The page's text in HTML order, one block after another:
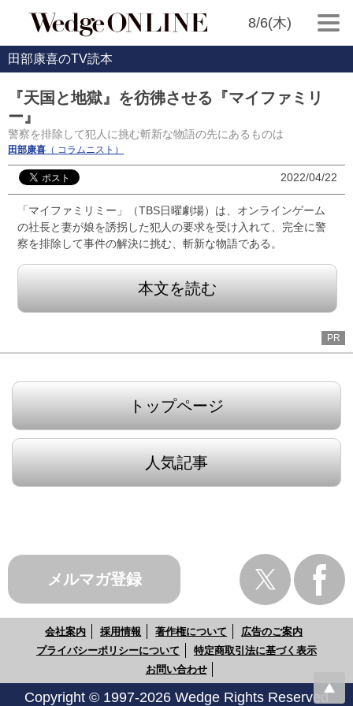
8/6(木)
田部康喜のTV読本
『天国と地獄』を彷彿させる『マイファミリ
ー』
警察を排除して犯人に挑む斬新な物語の先にあるものは
田部康喜 （ コラムニスト）
2022/04/22
「マイファミリミー」（TBS日曜劇場）は、オンラインゲーム
の社長と妻が娘を誘拐した犯人の要求を受け入れて、完全に警
察を排除して事件の解決に挑む、斬新な物語である。
本文を読む
PR
トップページ
人気記事
メルマガ登録
会社案内 採用情報 著作権について
広告のご案内
プライバシーポリシーについて
特定商取引法に基づく表示
お問い合わせ
Copyright © 1997-2026 Wedge Rights Reserved